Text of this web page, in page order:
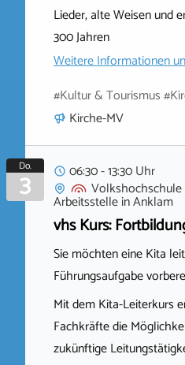
Lieder, alte Weisen und
300 Jahren
Weitere Informationen
#Kultur & Tourismus
Kirche-MV
Do.
3
06:30 - 13:30 Uhr
ArbeitsstelleinAnklam
vhs Kurs:
Sie möchten eine Kita
Führungsaufgabe
Mit dem Kita-Leiterkurs
Fachkräfte die
zukünftige